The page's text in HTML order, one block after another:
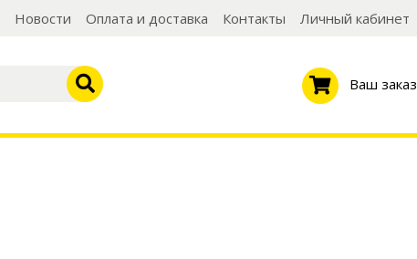
Новости Оплата и доставка Контакты Личный кабинет
Ваш заказ